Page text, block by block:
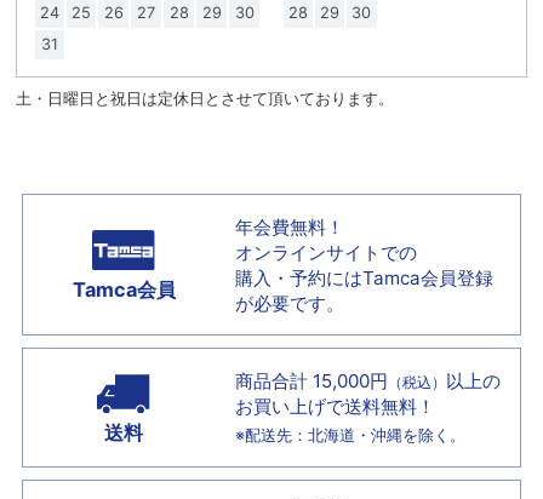
24
25 26 27 28 29
30
31
28
29 30
土・日曜日と祝日は定休日とさせて頂いております。
Tamca会員
年会費無料！
オンラインサイトでの
購入・予約にはTamca会員登録
が必要です。
送料
商品合計 15,000円 （税込） 以上の
お買い上げで送料無料！
※配送先：北海道・沖縄を除く。